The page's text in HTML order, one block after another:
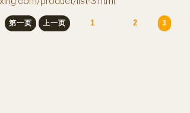
第一页 上一页 1 2 3